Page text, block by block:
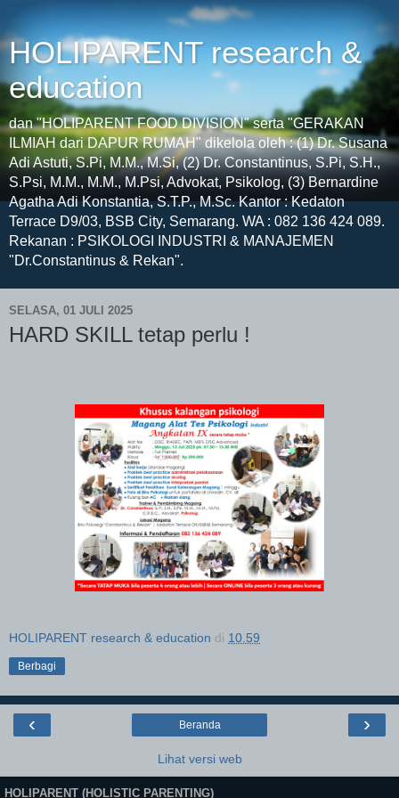
HOLIPARENT research &
education
dan "HOLIPARENT FOOD DIVISION" serta "GERAKAN
ILMIAH dari DAPUR RUMAH" dikelola oleh : (1) Dr. Susana
Adi Astuti, S.Pi, M.M., M.Si, (2) Dr. Constantinus, S.Pi, S.H.,
S.Psi, M.M., M.M., M.Psi, Advokat, Psikolog, (3) Bernardine
Agatha Adi Konstantia, S.T.P., M.Sc. Kantor : Kedaton
Terrace D9/03, BSB City, Semarang. WA : 082 136 424 089.
Rekanan : PSIKOLOGI INDUSTRI & MANAJEMEN
"Dr.Constantinus & Rekan".
SELASA, 01 JULI 2025
HARD SKILL tetap perlu !
HOLIPARENT research & education di 10.59
Berbagi
‹ ›
Beranda
Lihat versi web
HOLIPARENT (HOLISTIC PARENTING)